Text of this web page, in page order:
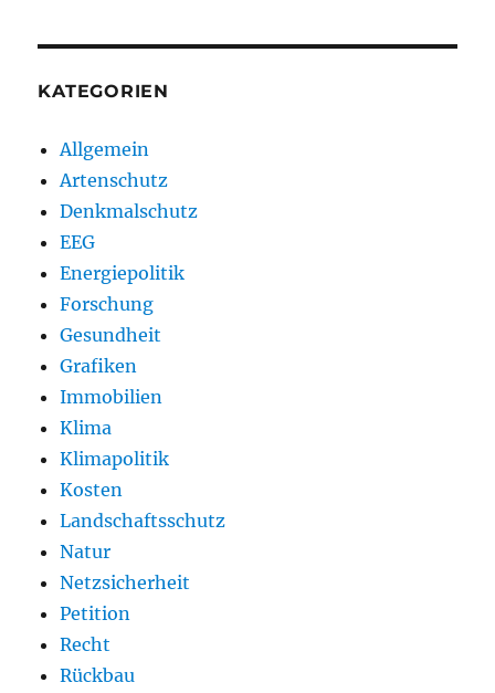
KATEGORIEN
Allgemein
Artenschutz
Denkmalschutz
EEG
Energiepolitik
Forschung
Gesundheit
Grafiken
Immobilien
Klima
Klimapolitik
Kosten
Landschaftsschutz
Natur
Netzsicherheit
Petition
Recht
Rückbau